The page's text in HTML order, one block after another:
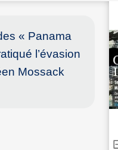
« Panama
l’évasion
Mossack